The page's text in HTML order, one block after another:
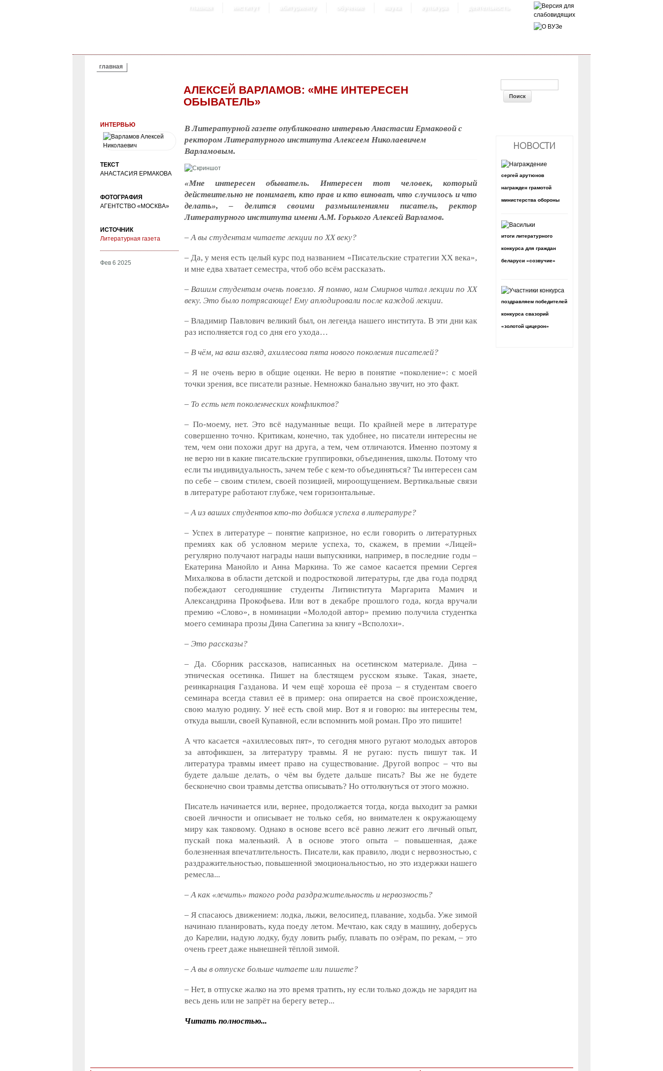
главная институт абитуриенту обучение наука культура деятельность
ВЫ ЗДЕСЬ
главная
АЛЕКСЕЙ ВАРЛАМОВ: «МНЕ ИНТЕРЕСЕН
ОБЫВАТЕЛЬ»
ИНТЕРВЬЮ
ТЕКСТ
АНАСТАСИЯ ЕРМАКОВА
ФОТОГРАФИЯ
АГЕНТСТВО «МОСКВА»
ИСТОЧНИК
Литературная газета
Фев 6 2025
В Литературной газете опубликовано интервью Анастасии Ермаковой с
ректором Литературного института Алексеем Николаевичем
Варламовым.
«Мне интересен обыватель. Интересен тот человек, который
действительно не понимает, кто прав и кто виноват, что случилось и что
делать», – делится своими размышлениями писатель, ректор
Литературного института имени А.М. Горького Алексей Варламов.
– А вы студентам читаете лекции по ХХ веку?
– Да, у меня есть целый курс под названием «Писательские стратегии ХХ века»,
и мне едва хватает семестра, чтоб обо всём рассказать.
– Вашим студентам очень повезло. Я помню, нам Смирнов читал лекции по ХХ
веку. Это было потрясающе! Ему аплодировали после каждой лекции.
– Владимир Павлович великий был, он легенда нашего института. В эти дни как
раз исполняется год со дня его ухода…
– В чём, на ваш взгляд, ахиллесова пята нового поколения писателей?
– Я не очень верю в общие оценки. Не верю в понятие «поколение»: с моей
точки зрения, все писатели разные. Немножко банально звучит, но это факт.
– То есть нет поколенческих конфликтов?
– По-моему, нет. Это всё надуманные вещи. По крайней мере в литературе
совершенно точно. Критикам, конечно, так удобнее, но писатели интересны не
тем, чем они похожи друг на друга, а тем, чем отличаются. Именно поэтому я
не верю ни в какие писательские группировки, объединения, школы. Потому что
если ты индивидуальность, зачем тебе с кем-то объединяться? Ты интересен сам
по себе – своим стилем, своей позицией, мироощущением. Вертикальные связи
в литературе работают глубже, чем горизонтальные.
– А из ваших студентов кто-то добился успеха в литературе?
– Успех в литературе – понятие капризное, но если говорить о литературных
премиях как об условном мериле успеха, то, скажем, в премии «Лицей»
регулярно получают награды наши выпускники, например, в последние годы –
Екатерина Манойло и Анна Маркина. То же самое касается премии Сергея
Михалкова в области детской и подростковой литературы, где два года подряд
побеждают сегодняшние студенты Литинститута Маргарита Мамич и
Александрина Прокофьева. Или вот в декабре прошлого года, когда вручали
премию «Слово», в номинации «Молодой автор» премию получила студентка
моего семинара прозы Дина Сапегина за книгу «Всполохи».
– Это рассказы?
– Да. Сборник рассказов, написанных на осетинском материале. Дина –
этническая осетинка. Пишет на блестящем русском языке. Такая, знаете,
реинкарнация Газданова. И чем ещё хороша её проза – я студентам своего
семинара всегда ставил её в пример: она опирается на своё происхождение,
свою малую родину. У неё есть свой мир. Вот я и говорю: вы интересны тем,
откуда вышли, своей Купавной, если вспомнить мой роман. Про это пишите!
А что касается «ахиллесовых пят», то сегодня много ругают молодых авторов
за автофикшен, за литературу травмы. Я не ругаю: пусть пишут так. И
литература травмы имеет право на существование. Другой вопрос – что вы
будете дальше делать, о чём вы будете дальше писать? Вы же не будете
бесконечно свои травмы детства описывать? Но оттолкнуться от этого можно.
Писатель начинается или, вернее, продолжается тогда, когда выходит за рамки
своей личности и описывает не только себя, но внимателен к окружающему
миру как таковому. Однако в основе всего всё равно лежит его личный опыт,
пускай пока маленький. А в основе этого опыта – повышенная, даже
болезненная впечатлительность. Писатели, как правило, люди с нервозностью, с
раздражительностью, повышенной эмоциональностью, но это издержки нашего
ремесла...
– А как «лечить» такого рода раздражительность и нервозность?
– Я спасаюсь движением: лодка, лыжи, велосипед, плавание, ходьба. Уже зимой
начинаю планировать, куда поеду летом. Мечтаю, как сяду в машину, доберусь
до Карелии, надую лодку, буду ловить рыбу, плавать по озёрам, по рекам, – это
очень греет даже нынешней тёплой зимой.
– А вы в отпуске больше читаете или пишете?
– Нет, в отпуске жалко на это время тратить, ну если только дождь не зарядит на
весь день или не запрёт на берегу ветер...
Читать полностью...
ФОРМА ПОИСКА
НОВОСТИ
сергей арутюнов
награжден грамотой
министерства обороны
итоги литературного
конкурса для граждан
беларуси «созвучие»
поздравляем победителей
конкурса свазорий
«золотой цицерон»